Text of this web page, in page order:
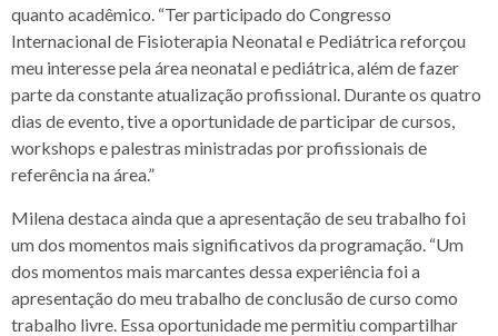
quanto acadêmico. “Ter participado do Congresso
Internacional de Fisioterapia Neonatal e Pediátrica reforçou
meu interesse pela área neonatal e pediátrica, além de fazer
parte da constante atualização profissional. Durante os quatro
dias de evento, tive a oportunidade de participar de cursos,
workshops e palestras ministradas por profissionais de
referência na área.”
Milena destaca ainda que a apresentação de seu trabalho foi
um dos momentos mais significativos da programação. “Um
dos momentos mais marcantes dessa experiência foi a
apresentação do meu trabalho de conclusão de curso como
trabalho livre. Essa oportunidade me permitiu compartilhar